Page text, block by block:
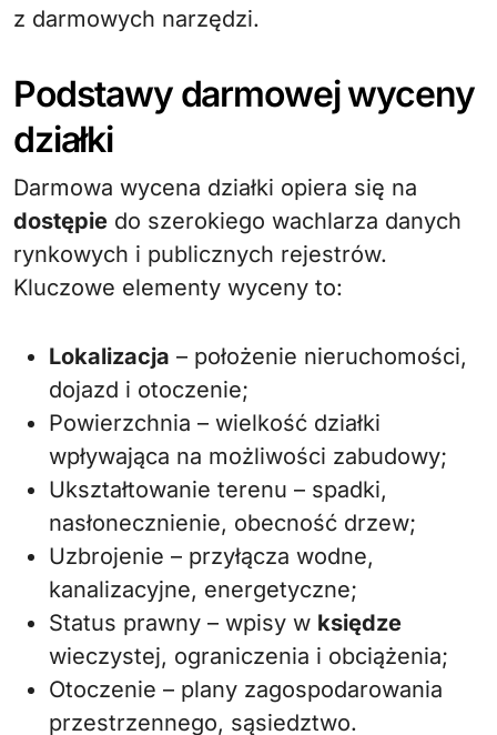
z darmowych narzędzi.
Podstawy darmowej wyceny
działki
Darmowa wycena działki opiera się na
dostępie do szerokiego wachlarza danych
rynkowych i publicznych rejestrów.
Kluczowe elementy wyceny to:
Lokalizacja – położenie nieruchomości,
dojazd i otoczenie;
Powierzchnia – wielkość działki
wpływająca na możliwości zabudowy;
Ukształtowanie terenu – spadki,
nasłonecznienie, obecność drzew;
Uzbrojenie – przyłącza wodne,
kanalizacyjne, energetyczne;
Status prawny – wpisy w księdze
wieczystej, ograniczenia i obciążenia;
Otoczenie – plany zagospodarowania
przestrzennego, sąsiedztwo.